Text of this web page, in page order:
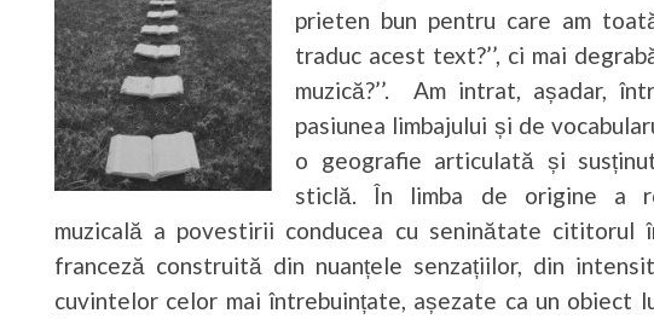
prieten bun pentru care am
traduc acest text?’’, ci mai
muzică?’’. Am intrat, așadar,
pasiunea limbajului și de
o geografie articulată și
sticlă. În limba de origine a
muzicală a povestirii conducea cu seninătate
franceză construită din nuanțele senzațiilor, din
cuvintelor celor mai întrebuințate, așezate ca un obiect